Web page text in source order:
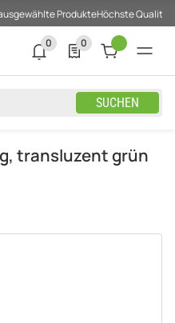
ProdukteHöchste Qualität
SUCHEN
0
0 neue Notifizierungen
0
0 Produkte in der
transluzent grün